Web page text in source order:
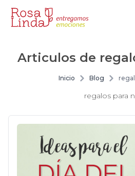
Articulos de
Inicio Blog
regalos para